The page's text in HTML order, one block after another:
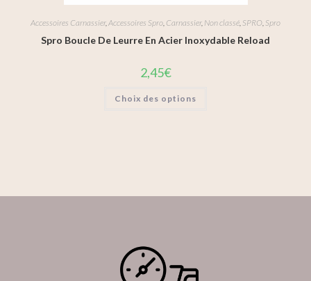
Accessoires Carnassier,Accessoires Spro, Carnassier, Non classé, SPRO, Spro
Spro Boucle De Leurre En Acier Inoxydable Reload
2,45€
Choix des options